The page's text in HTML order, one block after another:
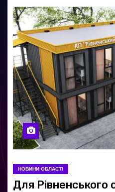
НОВИНИ ОБЛАСТІ
Для Рівненського